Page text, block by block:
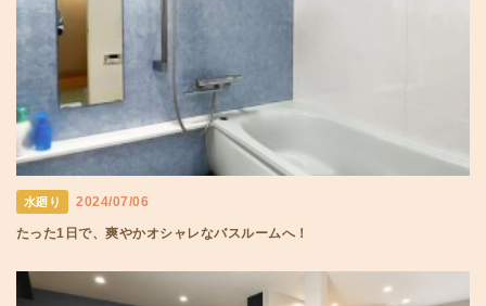
水廻り 2024/07/06
たった1日で、爽やかオシャレなバスルームへ！